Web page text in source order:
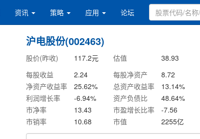
资讯 策略 应用 论坛
沪电股份(002463)
股价(昨收) 117.2元 估值 38.93
每股收益
2.24 每股净资产 8.72
净资产收益率
25.62% 总资产收益率 13.14%
利润增长率
-6.94% 资产负债比 48.64%
市净率
13.43 市盈增长比率 -7.56
市销率
10.68 市值 2255亿